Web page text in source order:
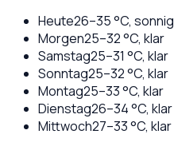
Heute26–35°C, sonnig
Morgen25–32°C, klar
Samstag25–31 °C, klar
Sonntag25–32°C, klar
Montag25–33°C, klar
Dienstag26–34°C, klar
Mittwoch27–33°C, klar